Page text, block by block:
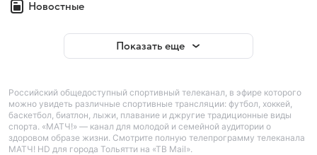
Новостные
Показать еще
Российский общедоступный спортивный телеканал, в эфире которого
можно увидеть различные спортивные трансляции: футбол, хоккей,
баскетбол, биатлон, лыжи, плавание и джругие традиционные виды
спорта. «МАТЧ!» — канал для молодой и семейной аудитории о
здоровом образе жизни. Смотрите полную телепрограмму телеканала
МАТЧ! HD для города Тольятти на «ТВ Mail».